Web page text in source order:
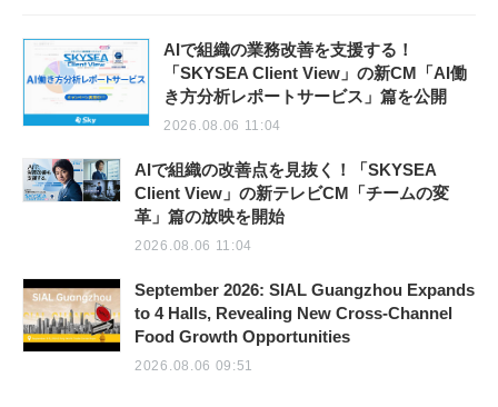
AIで組織の業務改善を支援する！
「SKYSEA Client View」の新CM「AI働
き方分析レポートサービス」篇を公開
2026.08.06 11:04
AIで組織の改善点を見抜く！「SKYSEA
Client View」の新テレビCM「チームの変
革」篇の放映を開始
2026.08.06 11:04
September 2026: SIAL Guangzhou Expands
to 4 Halls, Revealing New Cross-Channel
Food Growth Opportunities
2026.08.06 09:51